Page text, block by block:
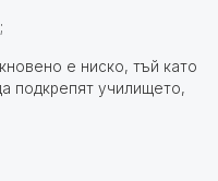
е ниско, тъй като
подкрепят училището,